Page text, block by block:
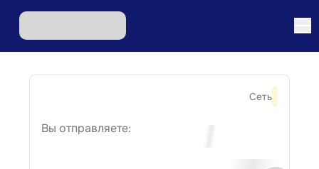
Сеть
Вы отправляете: